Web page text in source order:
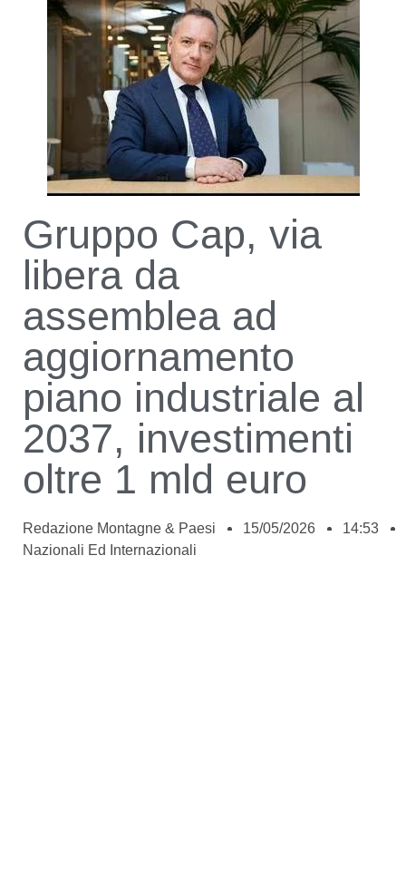
Gruppo Cap, via
libera da
assemblea ad
aggiornamento
piano industriale al
2037, investimenti
oltre 1 mld euro
Redazione Montagne & Paesi 15/05/2026
14:53
Nazionali Ed Internazionali